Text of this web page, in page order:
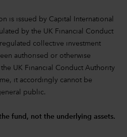
is issued by Capital International
by the UK Financial Conduct
collective investment
authorised or otherwise
UK Financial Conduct Authority
it accordingly cannot be
public.
fund, not the underlying assets.